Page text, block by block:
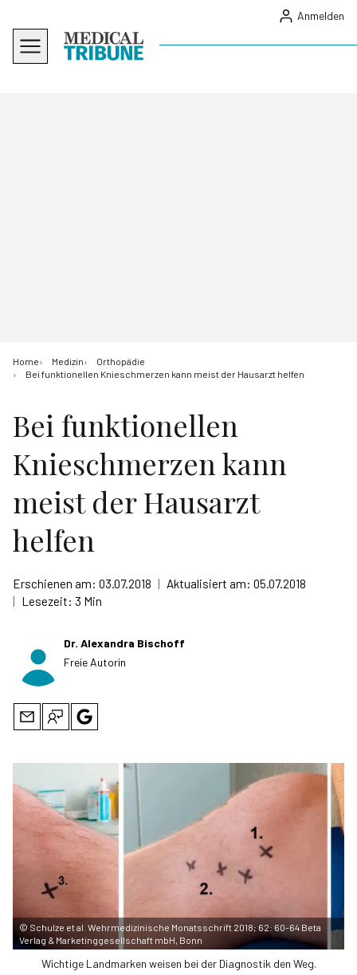
Anmelden
Home Medizin
Orthopädie
Bei funktionellen Knieschmerzen kann meist der Hausarzt helfen
Bei funktionellen
Knieschmerzen kann
meist der Hausarzt
helfen
Erschienen am: 03.07.2018 | Aktualisiert am: 05.07.2018
| Lesezeit: 3 Min
Dr. Alexandra Bischoff
Freie Autorin
© Schulze et al. Wehrmedizinische Monatsschrift 2018; 62: 60-64 Beta
Verlag & Marketinggesellschaft mbH, Bonn
Wichtige Landmarken weisen bei der Diagnostik den Weg.